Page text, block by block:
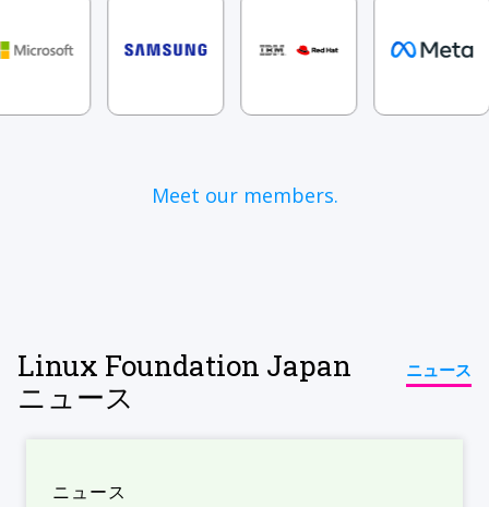
Meet our members.
Linux Foundation Japan
ニュース
ニュース
ニュース